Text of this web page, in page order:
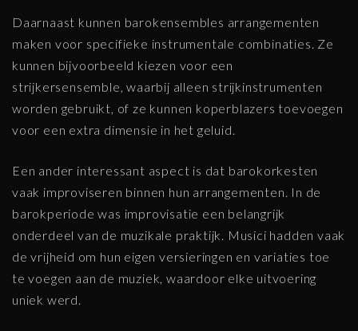
Daarnaast kunnen barokensembles arrangementen
maken voor specifieke instrumentale combinaties. Ze
kunnen bijvoorbeeld kiezen voor een
strijkersensemble, waarbij alleen strijkinstrumenten
worden gebruikt, of ze kunnen koperblazers toevoegen
voor een extra dimensie in het geluid.
Een ander interessant aspect is dat barokorkesten
vaak improviseren binnen hun arrangementen. In de
barokperiode was improvisatie een belangrijk
onderdeel van de muzikale praktijk. Musici hadden vaak
de vrijheid om hun eigen versieringen en variaties toe
te voegen aan de muziek, waardoor elke uitvoering
uniek werd.